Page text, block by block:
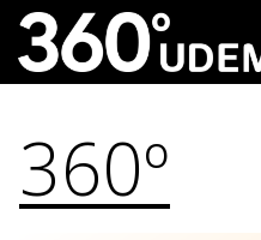
360º